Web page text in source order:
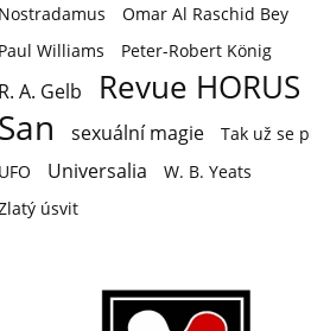
Nostradamus
Omar Al Raschid Bey
Paul Williams
Peter-Robert König
R. A. Gelb Revue HORUS
San sexuální magie
Tak už se
UFO
Universalia
W. B. Yeats
úsvit